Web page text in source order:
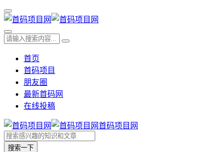
首页
首码项目
朋友圈
最新首码网
在线投稿
首码项目网
搜索一下